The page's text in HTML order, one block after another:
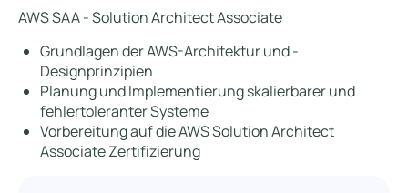
AWS SAA - Solution Architect Associate
Grundlagen der AWS-Architektur und -
Designprinzipien
Planung und Implementierung skalierbarer und
fehlertoleranter Systeme
Vorbereitung auf die AWS Solution Architect
Associate Zertifizierung